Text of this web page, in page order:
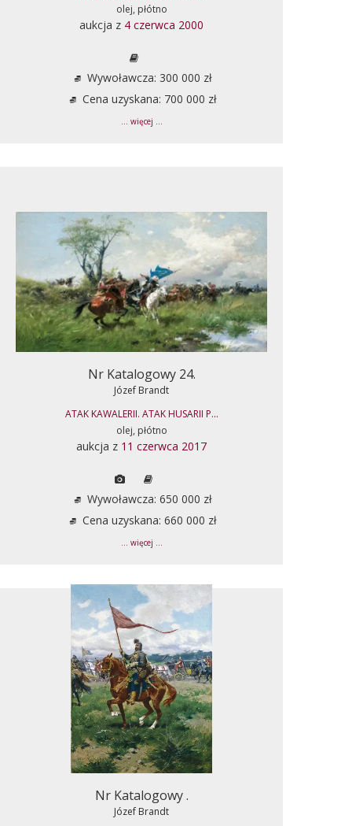
olej, płótno
aukcja z 4 czerwca 2000
Wywoławcza: 300 000 zł
Cena uzyskana: 700 000 zł
... więcej ...
Nr Katalogowy 24.
Józef Brandt
ATAK KAWALERII. ATAK HUSARII P...
olej, płótno
aukcja z 11 czerwca 2017
Wywoławcza: 650 000 zł
Cena uzyskana: 660 000 zł
... więcej ...
Nr Katalogowy .
Józef Brandt